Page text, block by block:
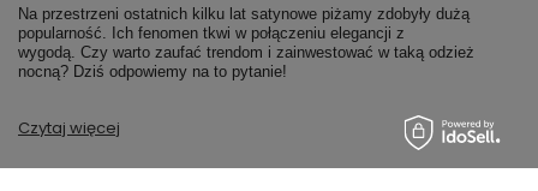
Na przestrzeni ostatnich kilku lat satynowe piżamy zdobyły dużą
popularność. Ich fenomen tkwi w połączeniu elegancji z
wygodą. Czy warto zaufać trendom i zainwestować w taką odzież
nocną? Dziś odpowiemy na to pytanie!
Czytaj więcej